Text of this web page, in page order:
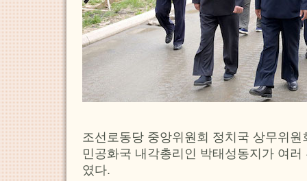
조선로동당 중앙위원회 정치국 상무위
민공화국 내각총리인 박태성동지가 여
였다.